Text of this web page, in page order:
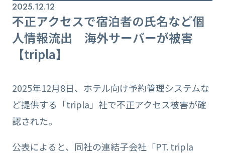
2025.12.12
不正アクセスで宿泊者の氏名など個
人情報流出 海外サーバーが被害
【tripla】
2025年12月8日、ホテル向け予約管理システムな
ど提供する「tripla」社で不正アクセス被害が確
認された。
公表によると、同社の連結子会社「PT. tripla